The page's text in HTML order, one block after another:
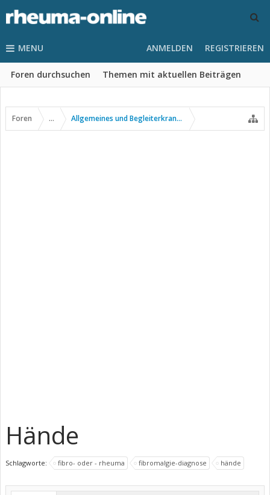
MENU
Foren durchsuchen Themen mit aktuellen Beiträgen
ANMELDEN REGISTRIEREN
Foren ... Allgemeines und Begleiterkrankungen
Hände
Schlagworte: fibro- oder - rheuma fibromalgie-diagnose hände